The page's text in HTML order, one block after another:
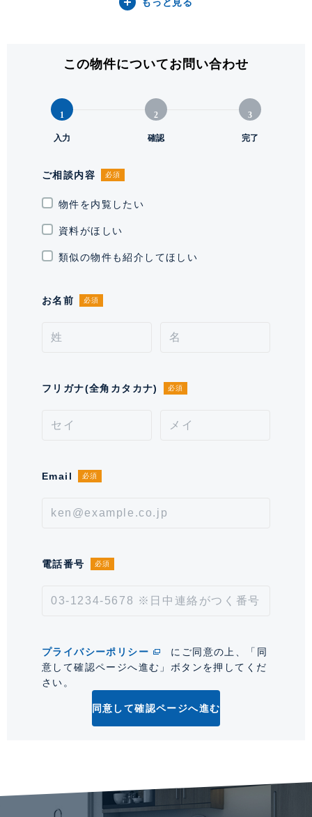
2LDK / 西
バルコニー関連 15.3㎡
階建 / 所在階 地上50階 地下1階建 / 17階部分
構造 / 総戸数 鉄筋コンクリート造 / 722戸
2025年8月
敷地権利 所有権
現況 空室
施工業者
分譲会社
三井不動産レジデンシャル 株式会
管理会社
三井不動産レジデンシャルサービス
管理 / 勤務形態 全部委託 / 日勤管理
通学区域小学校 晴海西小学校(約400m)
【その他費用】：インターネット等使
500円/月 【その他費用】：自治会
取引形態 仲介
情報更新日
この物件についてお問い合わせ
1
入力
2
確認
3
完了
ご相談内容 必須
物件を内覧したい
資料がほしい
類似の物件も紹介してほしい
お名前 必須
フリガナ(全角カタカナ) 必須
Email 必須
電話番号 必須
プライバシーポリシー
にご同意の上、「同
意して確認ページへ進む」ボタンを押してくだ
さい。
同意して確認ページへ進む